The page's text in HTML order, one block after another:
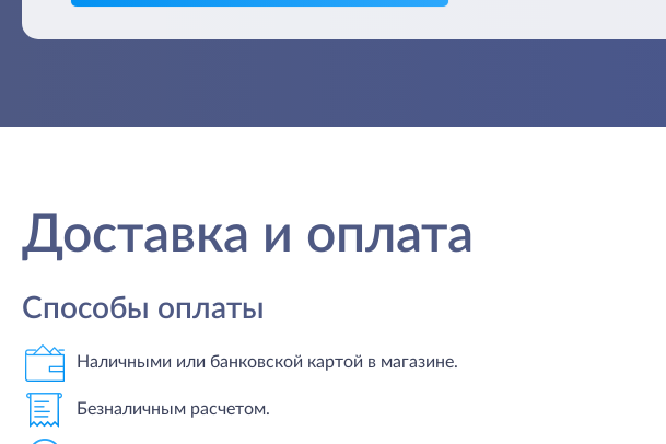
Доставка и оплата
Способы оплаты
Наличными или банковской картой в магазине.
Безналичным расчетом.